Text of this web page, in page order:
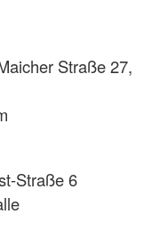
Straße 27,
Straße 6